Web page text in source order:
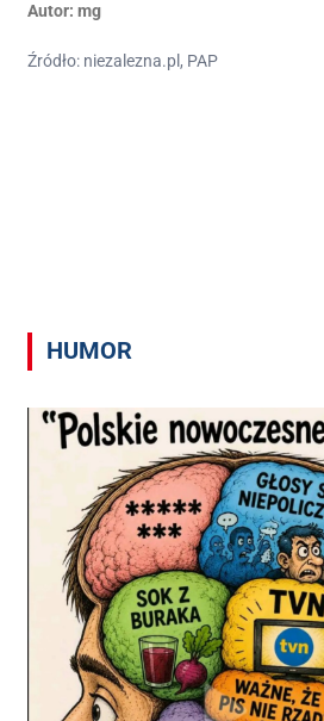
Autor: mg
Źródło: niezalezna.pl, PAP
HUMOR